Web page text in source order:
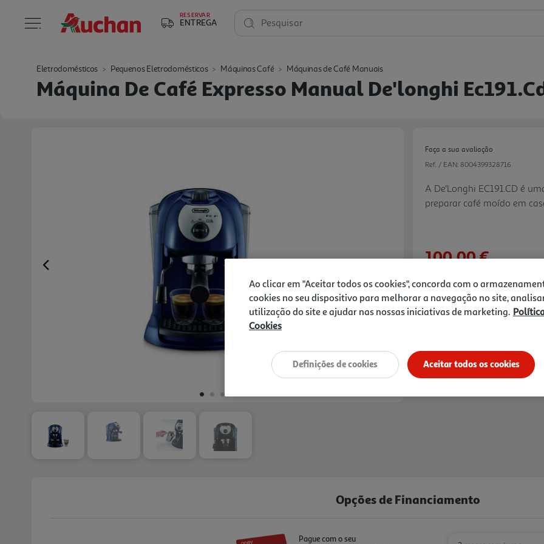
RESERVAR
ENTREGA Pesquisar
Eletrodomésticos Pequenos Eletrodomésticos Máquinas Café Máquinas de Café Manuais
Máquina De Café Expresso Manual De'longhi
Previous
Faça a sua avaliação
Ref. / EAN: 8004399328716
A De'Longhi EC191.CD é
preparar café moído em
enchimento e a limpeza, e
utilização mais prática
ligar/desligar e cor preta,
solução acessível e direta
para café moído, adapta-
100,00 €
Receba em casa a 07/08/2026,
Recolha em loja Express
3hRecolha Drive*
*Mediante disponibilidade de slot de
Opções de Financiamento
Pague com o seu
Ao clicar em "Aceitar todos os cookies", concorda com o
cookies no seu dispositivo para melhorar a navegação no site,
utilização do site e ajudar nas nossas iniciativas de marketing.
Cookies
Aceitar todos os cookies
Definições de cookies